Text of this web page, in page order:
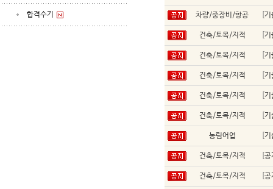
합격수기 차량/중장비/항공 기
건축/토목/지적 기
건축/토목/지적 기
건축/토목/지적 기
건축/토목/지적 기
건축/토목/지적 기
농림어업 기
건축/토목/지적 공
건축/토목/지적 공